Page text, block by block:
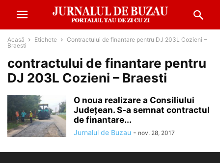
Acasă Etichete
Contractului de finantare pentru DJ 203L Cozieni –
Braesti
contractului de finantare pentru
DJ 203L Cozieni – Braesti
O noua realizare a Consiliului
Judeţean. S-a semnat contractul
de finantare...
Jurnalul de Buzau - nov. 28, 2017